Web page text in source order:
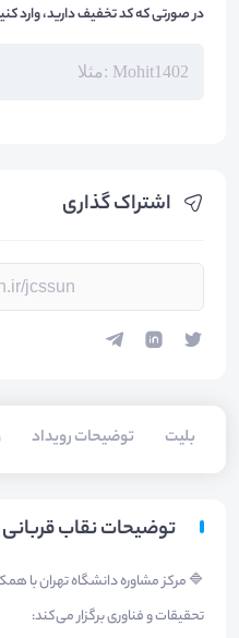
اشتراک گذاری
بلیت‌ توضیحات رویداد
در صورتی که کد تخفیف دارید، وارد
توضیحات نقاب قربانی
🔷 مرکز مشاوره دانشگاه تهران با
تحقیقات و فناوری برگزار می‌کند: